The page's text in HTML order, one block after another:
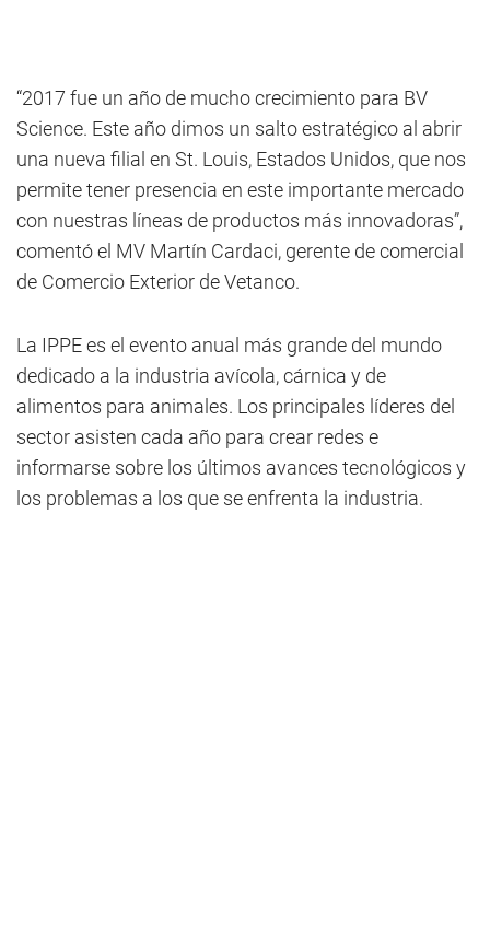
“2017 fue un año de mucho crecimiento para BV
Science. Este año dimos un salto estratégico al abrir
una nueva filial en St. Louis, Estados Unidos, que nos
permite tener presencia en este importante mercado
con nuestras líneas de productos más innovadoras”,
comentó el MV Martín Cardaci, gerente de comercial
de Comercio Exterior de Vetanco.
La IPPE es el evento anual más grande del mundo
dedicado a la industria avícola, cárnica y de
alimentos para animales. Los principales líderes del
sector asisten cada año para crear redes e
informarse sobre los últimos avances tecnológicos y
los problemas a los que se enfrenta la industria.